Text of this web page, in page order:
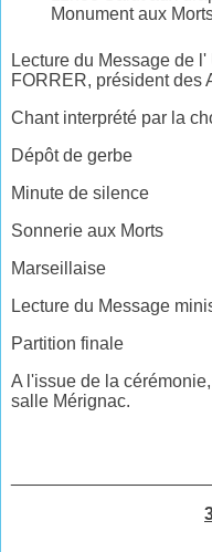
Monument aux
Lecture du Message de
FORRER, président des
Chant interprété par la
Dépôt de gerbe
Minute de silence
Sonnerie aux Morts
Marseillaise
Lecture du Message
Partition finale
A l'issue de la
salle Mérignac.